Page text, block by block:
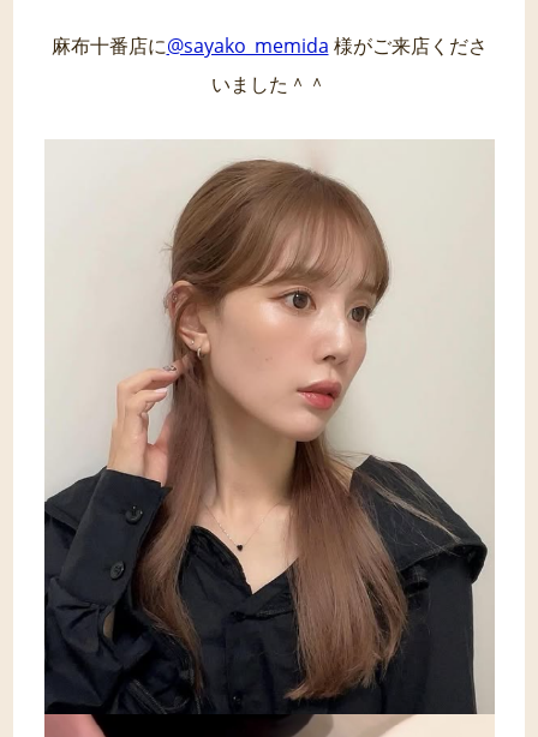
麻布十番店に@sayako_memida 様がご来店くださ
いました＾＾